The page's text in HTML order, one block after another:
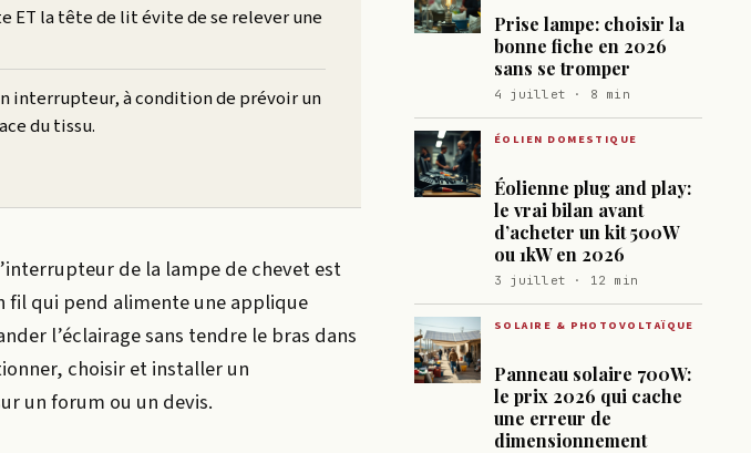
ET la tête de lit évite de se relever une
interrupteur, à condition de prévoir un
du tissu.
de la lampe de chevet est
fil qui pend alimente une applique
l’éclairage sans tendre le bras dans
choisir et installer un
un forum ou un devis.
Prise lampe: choisir la
bonne fiche en 2026
sans se tromper
4 juillet · 8 min
ÉOLIEN DOMESTIQUE
Éolienne plug and play:
le vrai bilan avant
d’acheter un kit 500W
ou 1kW en 2026
3 juillet · 12 min
SOLAIRE & PHOTOVOLTAÏQUE
Panneau solaire 700W:
le prix 2026 qui cache
une erreur de
dimensionnement